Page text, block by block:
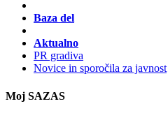
Baza del
Aktualno
PR gradiva
Novice in sporočila za javnost
Moj SAZAS